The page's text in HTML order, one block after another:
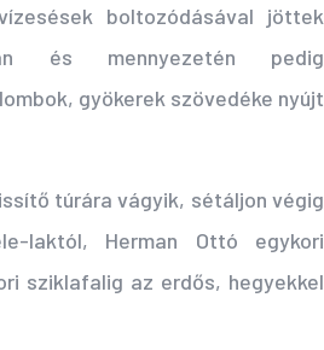
boltozódásával jöttek
és mennyezetén pedig
gyökerek szövedéke nyújt
túrára vágyik, sétáljon végig
laktól, Herman Ottó egykori
sziklafalig az erdős, hegyekkel